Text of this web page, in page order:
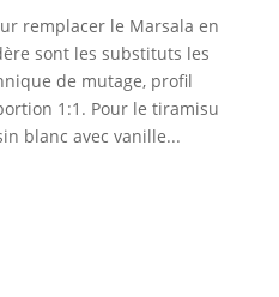
remplacer le Marsala en
sont les substituts les
de mutage, profil
1:1. Pour le tiramisu
blanc avec vanille...